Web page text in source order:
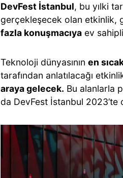
DevFest İstanbul, bu yılki
gerçekleşecek olan etkinlik,
fazla konuşmacıya ev
Teknoloji dünyasının en
tarafından anlatılacağı
araya gelecek. Bu alanlarla
da DevFest İstanbul 2023’te